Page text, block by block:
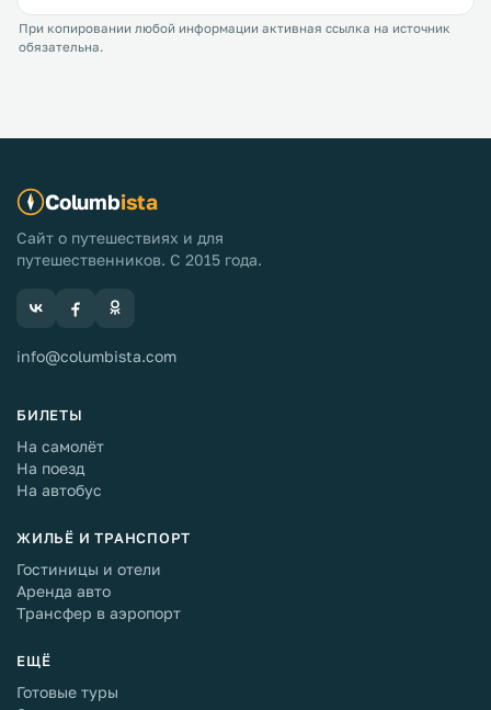
При копировании любой информации активная ссылка на источник
обязательна.
Columbista
Сайт о путешествиях и для
путешественников. С 2015 года.
info@columbista.com
БИЛЕТЫ
На самолёт
На поезд
На автобус
ЖИЛЬЁ И ТРАНСПОРТ
Гостиницы и отели
Аренда авто
Трансфер в аэропорт
ЕЩЁ
Готовые туры